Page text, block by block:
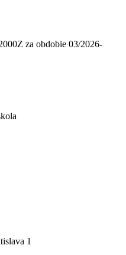
za obdobie 03/2026-
1